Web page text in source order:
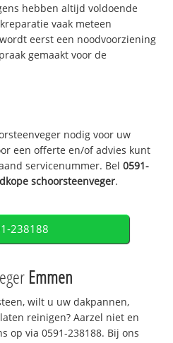
hebben altijd voldoende
vaak meteen
eerst een noodvoorziening
gemaakt voor de
nodig voor uw
een offerte en/of advies kunt
servicenummer. Bel0591-
schoorsteenveger.
238188
Emmen
wilt u uw dakpannen,
reinigen? Aarzel niet en
op via 0591-238188. Bij ons